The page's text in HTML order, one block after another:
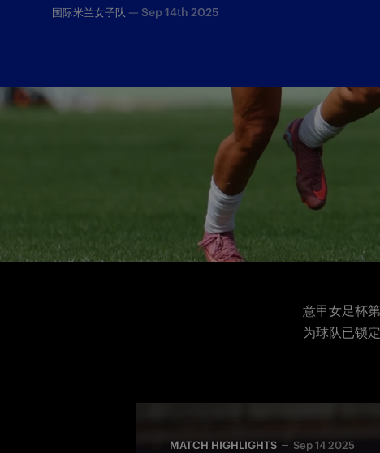
国际米兰女子队 — Sep 14th 2025
意甲女足杯
为球队已锁
MATCH HIGHLIGHTS Sep 14 2025